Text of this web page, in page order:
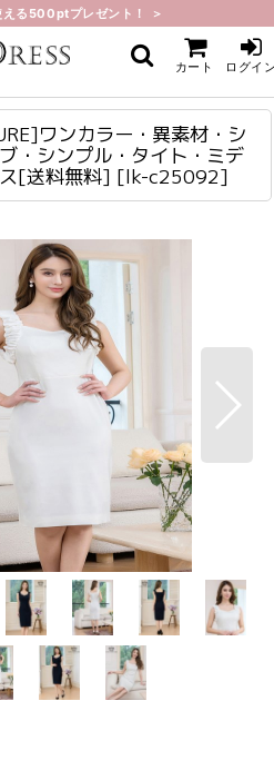
える500ptプレゼント！ ＞
カート ログイ
ラー・異素材・シャーリング・ノースリー
レス・ワンピース[送料無料]
ワンカラー・異素材・シ
・シンプル・タイト・ミデ
[送料無料] [lk-c25092]